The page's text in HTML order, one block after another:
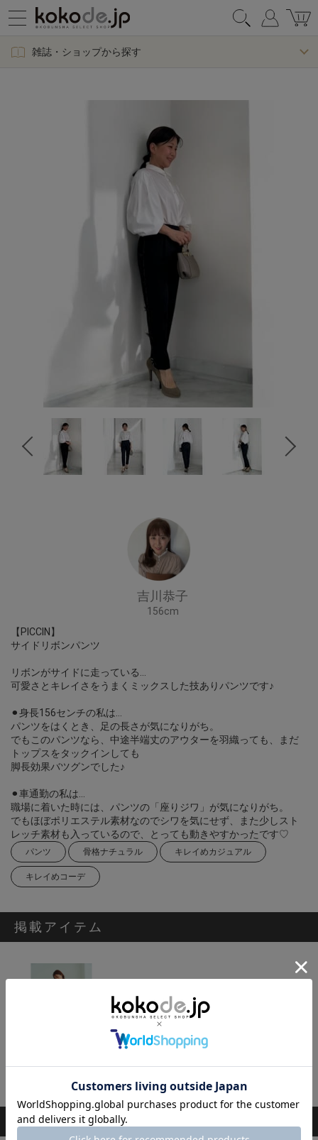
雑誌・ショップから探す
吉川恭子
156cm
【PICCIN】
サイドリボンパンツ
リボンがサイドに走っている…
可愛さとキレイさをうまくミックスした技ありパンツです♪
⚫︎身長156センチの私は…
パンツをはくとき、足の長さが気になりがち。
でもこのパンツなら、中途半端丈のアウターを羽織っても、まだ
トップスをタックインしても
脚長効果バツグンでした♪
⚫︎車通勤の私は…
職場に着いた時には、パンツの「座りジワ」が気になりがち。
でもほぼポリエステル素材なのでシワを気にせず、また少しスト
レッチ素材も入っているので、とっても動きやすかったです♡
パンツ 骨格ナチュラル キレイめカジュアル
キレイめコーデ
掲載アイテム
[PICCIN]サイドリボンパンツ
スタッフのその他のコーディネート